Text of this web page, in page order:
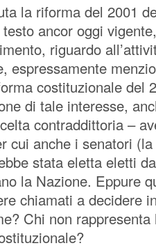
la riforma del 2001
ancor oggi
riguardo
espressamente
costituzionale del
di tale interesse,
contraddittoria –
cui anche i senatori
stata eletta eletti
la Nazione. Eppure
chiamati a decidere
Chi non